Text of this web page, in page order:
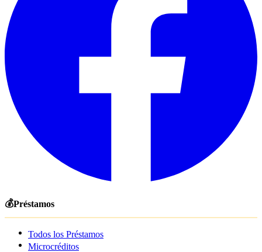
💰Préstamos
Todos los Préstamos
Microcréditos